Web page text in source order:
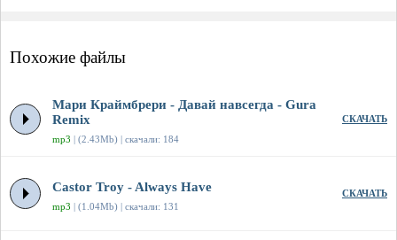
Похожие файлы
Мари Краймбрери - Давай навсегда - Gura
Remix
mp3 | (2.43Mb) | скачали: 184
СКАЧАТЬ
Castor Troy - Always Have
mp3 | (1.04Mb) | скачали: 131
СКАЧАТЬ